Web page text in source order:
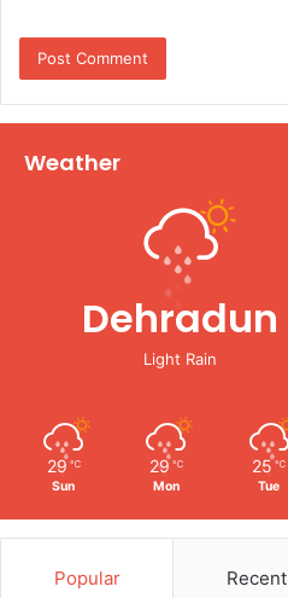
Weather
Dehradun
Light Rain
29 ℃
Sun
29 ℃
Mon
25 ℃
Tue
Popular Recent